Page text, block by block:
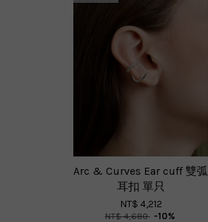
Arc & Curves Ear cuff 雙弧
耳扣 單只
NT$ 4,212
NT$ 4,680 -10%